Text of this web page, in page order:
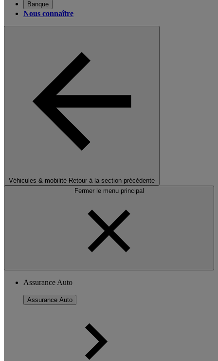
Banque
Nous connaître
Véhicules & mobilité Retour à la section précédente
Fermer le menu principal
Assurance Auto
Assurance Auto